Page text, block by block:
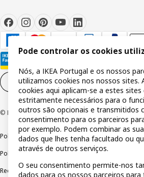
Definições de cookies PT
© Inter IKEA Systems B.V 1999-2026
Política de privacidadePolítica de cookies
Política de divulgação responsávelLivro de
Reclamações e resolução de litígios
Pode controlar os cookies
Nós, a IKEA Portugal e os nossos
utilizamos cookies nos nossos sites.
cookies aqui aplicam-se a estes sites
estritamente necessários para o
outros são opcionais e transmitidos
consentimento para os parceiros
por exemplo. Podem combinar as
dados que lhes tenha facultado ou
através de outros serviços.
O seu consentimento permite-nos
dados para os nossos parceiros